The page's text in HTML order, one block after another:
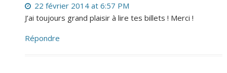
22 février 2014 at 6:57 PM
J’ai toujours grand plaisir à lire tes billets ! Merci !
Répondre